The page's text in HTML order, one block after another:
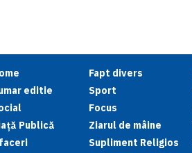
editie
Publică
Fapt divers
Sport
Focus
Ziarul de mâine
Supliment Religios